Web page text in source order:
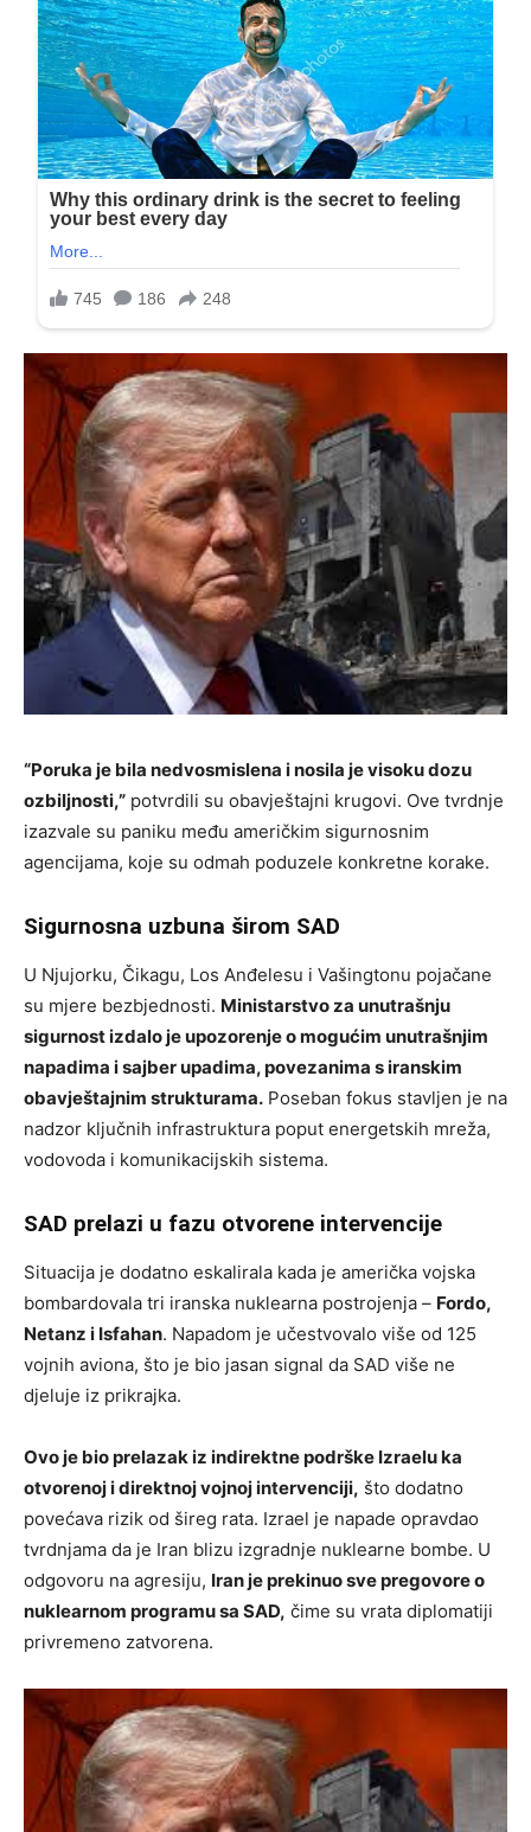
“Poruka je bila nedvosmislena i nosila je visoku dozu
ozbiljnosti,” potvrdili su obavještajni krugovi. Ove tvrdnje
izazvale su paniku među američkim sigurnosnim
agencijama, koje su odmah poduzele konkretne korake.
Sigurnosna uzbuna širom SAD
U Njujorku, Čikagu, Los Anđelesu i Vašingtonu pojačane
su mjere bezbjednosti. Ministarstvo za unutrašnju
sigurnost izdalo je upozorenje o mogućim unutrašnjim
napadima i sajber upadima, povezanima s iranskim
obavještajnim strukturama. Poseban fokus stavljen je na
nadzor ključnih infrastruktura poput energetskih mreža,
vodovoda i komunikacijskih sistema.
SAD prelazi u fazu otvorene intervencije
Situacija je dodatno eskalirala kada je američka vojska
bombardovala tri iranska nuklearna postrojenja – Fordo,
Netanz i Isfahan. Napadom je učestvovalo više od 125
vojnih aviona, što je bio jasan signal da SAD više ne
djeluje iz prikrajka.
Ovo je bio prelazak iz indirektne podrške Izraelu ka
otvorenoj i direktnoj vojnoj intervenciji, što dodatno
povećava rizik od šireg rata. Izrael je napade opravdao
tvrdnjama da je Iran blizu izgradnje nuklearne bombe. U
odgovoru na agresiju, Iran je prekinuo sve pregovore o
nuklearnom programu sa SAD, čime su vrata diplomatiji
privremeno zatvorena.